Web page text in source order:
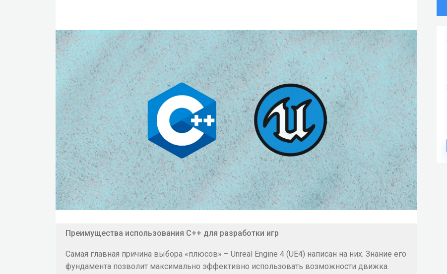
Преимущества использования С++ для разработки игр
Самая главная причина выбора «плюсов» – Unreal Engine 4 (UE4) написан на них. Знание его
фундамента позволит максимально эффективно использовать возможности движка.